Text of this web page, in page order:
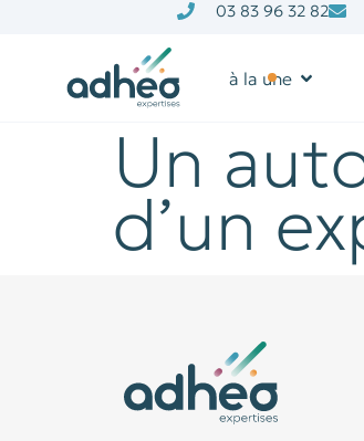
03 83 96 32 82
à la une
Un
d’un